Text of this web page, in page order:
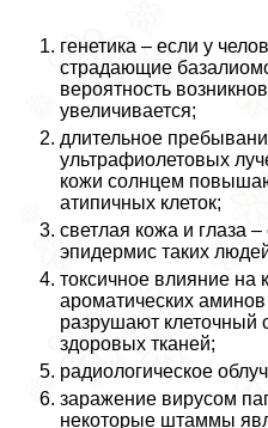
генетика – если у
страдающие
вероятность
увеличивается;
длительное
ультрафиолетовых
кожи солнцем
атипичных клеток;
светлая кожа и глаза –
эпидермис таких
токсичное влияние на
ароматических
разрушают клеточный
здоровых тканей;
радиологическое
заражение вирусом
некоторые штаммы